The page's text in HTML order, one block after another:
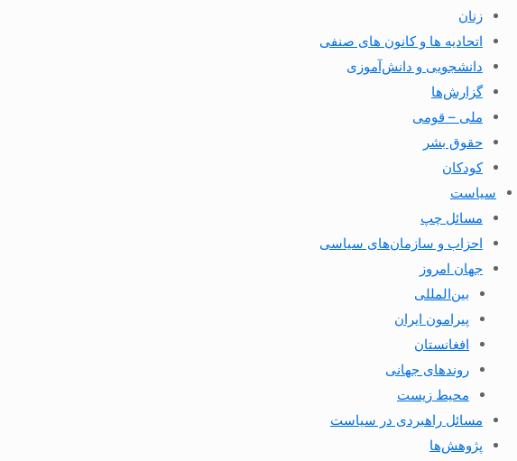
زنان
اتحادیه ها و کانون های صنفی
دانشجویی و دانش‌آموزی
گزارش‌ها
ملی – قومی
حقوق بشر
کودکان
سیاست
مسائل چپ
احزاب و سازمان‌های سیاسی
جهان امروز
بین‌المللی
پیرامون ایران
افغانستان
روندهای جهانی
محیط زیست
مسائل راهبردی در سیاست
پژوهش‌ها